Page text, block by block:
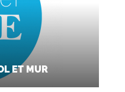
ET MUR